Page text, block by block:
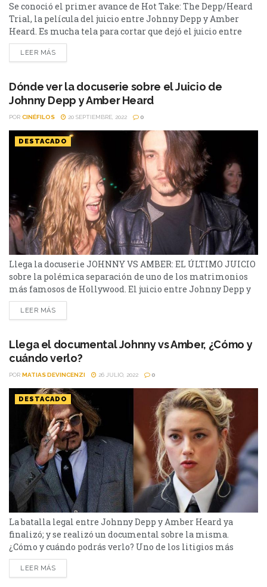
Se conoció el primer avance de Hot Take: The Depp/Heard
Trial, la película del juicio entre Johnny Depp y Amber
Heard. Es mucha tela para cortar que dejó el juicio entre
Johnny Depp y Amber Heard. Según el veredicto: La actriz
tendrá que pagar 15 millones al actor (10 millones por
LEER MÁS
Dónde ver la docuserie sobre el Juicio de
Johnny Depp y Amber Heard
POR CINÉFILOS 20 SEPTIEMBRE, 2022 0
DESTACADO
Llega la docuserie JOHNNY VS AMBER: EL ÚLTIMO JUICIO
sobre la polémica separación de uno de los matrimonios
más famosos de Hollywood. El juicio entre Johnny Depp y
Amber Heard estuvo en boca de todos hasta hace pocos días
y a partir de este 20 de septiembre podrán verse los
¿De...
LEER MÁS
Llega el documental Johnny vs Amber, ¿Cómo y
cuándo verlo?
POR MATIAS DEVINCENZI 26 JULIO, 2022 0
DESTACADO
La batalla legal entre Johnny Depp y Amber Heard ya
finalizó; y se realizó un documental sobre la misma.
¿Cómo y cuándo podrás verlo? Uno de los litigios más
impactantes de los últimos años fue el Johnny Depp y
Amber Heard. Es por es que se decidió realizar una
LEER MÁS